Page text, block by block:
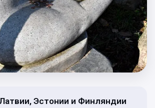
Эстонии и Финляндии